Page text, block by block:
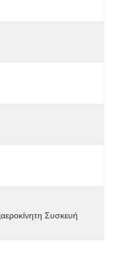
Συσκευή